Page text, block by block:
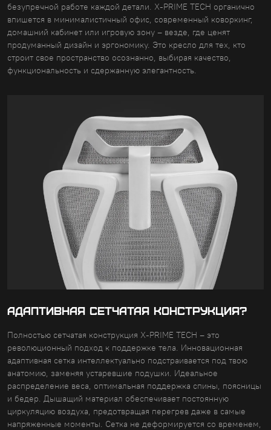
безупречной работе каждой детали. X-PRIME TECH органично
впишется в минималистичный офис, современный коворкинг,
домашний кабинет или игровую зону – везде, где ценят
продуманный дизайн и эргономику. Это кресло для тех, кто
строит свое пространство осознанно, выбирая качество,
функциональность и сдержанную элегантность.
АДАПТИВНАЯ СЕТЧАТАЯ КОНСТРУКЦИЯ?
Полностью сетчатая конструкция X-PRIME TECH – это
революционный подход к поддержке тела. Инновационная
адаптивная сетка интеллектуально подстраивается под твою
анатомию, заменяя устаревшие подушки. Идеальное
распределение веса, оптимальная поддержка спины, поясницы
и бедер. Дышащий материал обеспечивает постоянную
циркуляцию воздуха, предотвращая перегрев даже в самые
напряженные моменты. Сетка не деформируется со временем,